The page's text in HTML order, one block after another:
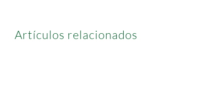
Artículos relacionados